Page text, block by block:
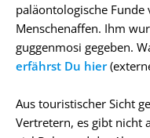
paläontologische
Menschenaffen. Ihm
guggenmosi gegeben.
erfährst Du hier
Aus touristischer Sicht
Vertretern, es gibt nicht